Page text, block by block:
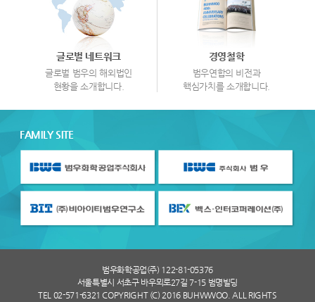
글로벌 네트워크
글로벌 범우의 해외법인
현황을 소개합니다.
경영철학
범우연합의 비전과
핵심가치를 소개합니다.
FAMILY SITE
범우화학공업(주) 122-81-05376
서울특별시 서초구 바우뫼로27길 7-15 범명빌딩
TEL 02-571-6321 COPYRIGHT (C) 2016 BUHWWOO. ALL RIGHTS